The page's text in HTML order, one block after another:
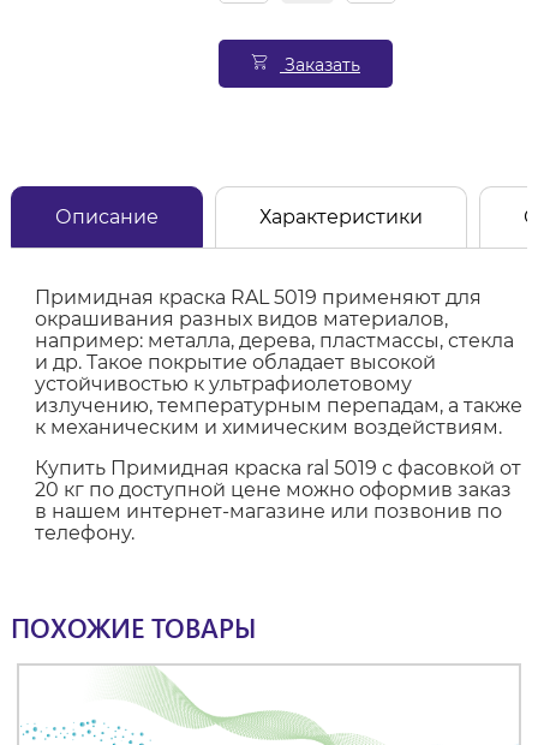
Заказать
Описание Характеристики
Примидная краска RAL 5019 применяют для
окрашивания разных видов материалов,
например: металла, дерева, пластмассы, стекла
и др. Такое покрытие обладает высокой
устойчивостью к ультрафиолетовому
излучению, температурным перепадам, а также
к механическим и химическим воздействиям.
Купить Примидная краска ral 5019 с фасовкой от
20 кг по доступной цене можно оформив заказ
в нашем интернет-магазине или позвонив по
телефону.
ПОХОЖИЕ ТОВАРЫ